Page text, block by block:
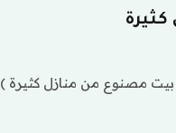
مصنوع من منازل كثيرة )